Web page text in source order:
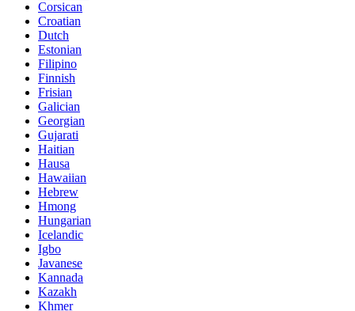
Corsican
Croatian
Dutch
Estonian
Filipino
Finnish
Frisian
Galician
Georgian
Gujarati
Haitian
Hausa
Hawaiian
Hebrew
Hmong
Hungarian
Icelandic
Igbo
Javanese
Kannada
Kazakh
Khmer